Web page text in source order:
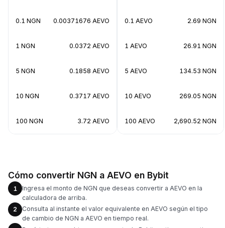
0.1 NGN 0.00371676 AEVO
1 NGN 0.0372 AEVO
5 NGN 0.1858 AEVO
10 NGN 0.3717 AEVO
100 NGN 3.72 AEVO
0.1 AEVO 2.69 NGN
1 AEVO 26.91 NGN
5 AEVO 134.53 NGN
10 AEVO 269.05 NGN
100 AEVO 2,690.52 NGN
Cómo convertir NGN a AEVO en Bybit
1
Ingresa el monto de NGN que deseas convertir a AEVO en la
calculadora de arriba.
2
Consulta al instante el valor equivalente en AEVO según el tipo
de cambio de NGN a AEVO en tiempo real.